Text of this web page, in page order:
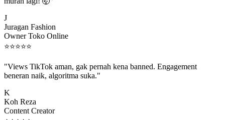
Juragan Fashion
Owner Toko Online
⭐⭐⭐⭐ ⭐
beneran naik, algoritma suka."
Koh Reza
Content Creator
⭐⭐⭐⭐⭐